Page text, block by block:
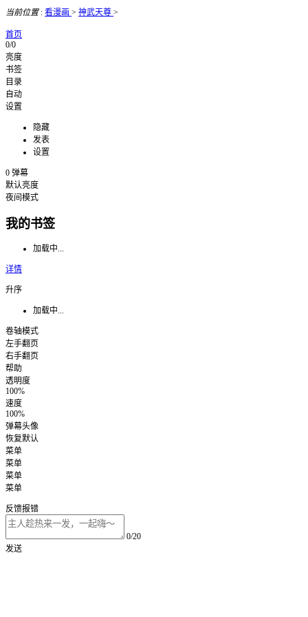
当前位置: 看漫画 > 神武天尊 >
首页
0/0
亮度
书签
目录
自动
设置
隐藏
发表
设置
0 弹幕
默认亮度
夜间模式
我的书签
加载中...
详情
升序
加载中...
卷轴模式
左手翻页
右手翻页
帮助
透明度
100%
速度
100%
弹幕头像
恢复默认
菜单
菜单
菜单
菜单
反馈报错
0/20
发送